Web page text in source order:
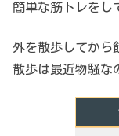
簡単な筋トレをし
外を散歩してから
散歩は最近物騒